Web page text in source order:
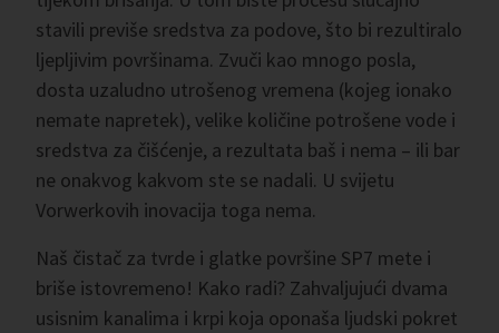
stavili previše sredstva za podove, što bi rezultiralo
ljepljivim površinama. Zvuči kao mnogo posla,
dosta uzaludno utrošenog vremena (kojeg ionako
nemate napretek), velike količine potrošene vode i
sredstva za čišćenje, a rezultata baš i nema – ili bar
ne onakvog kakvom ste se nadali. U svijetu
Vorwerkovih inovacija toga nema.
Naš čistač za tvrde i glatke površine SP7 mete i
briše istovremeno! Kako radi? Zahvaljujući dvama
usisnim kanalima i krpi koja oponaša ljudski pokret